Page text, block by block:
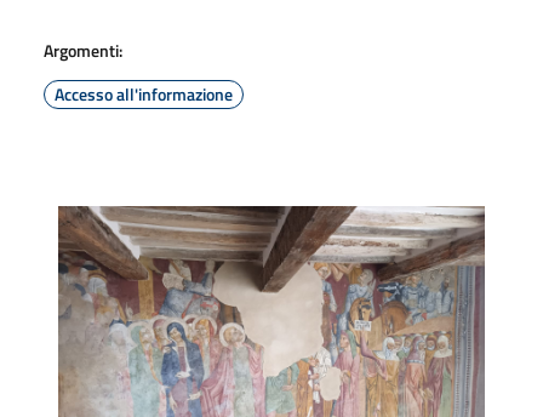
Argomenti:
Accesso all'informazione